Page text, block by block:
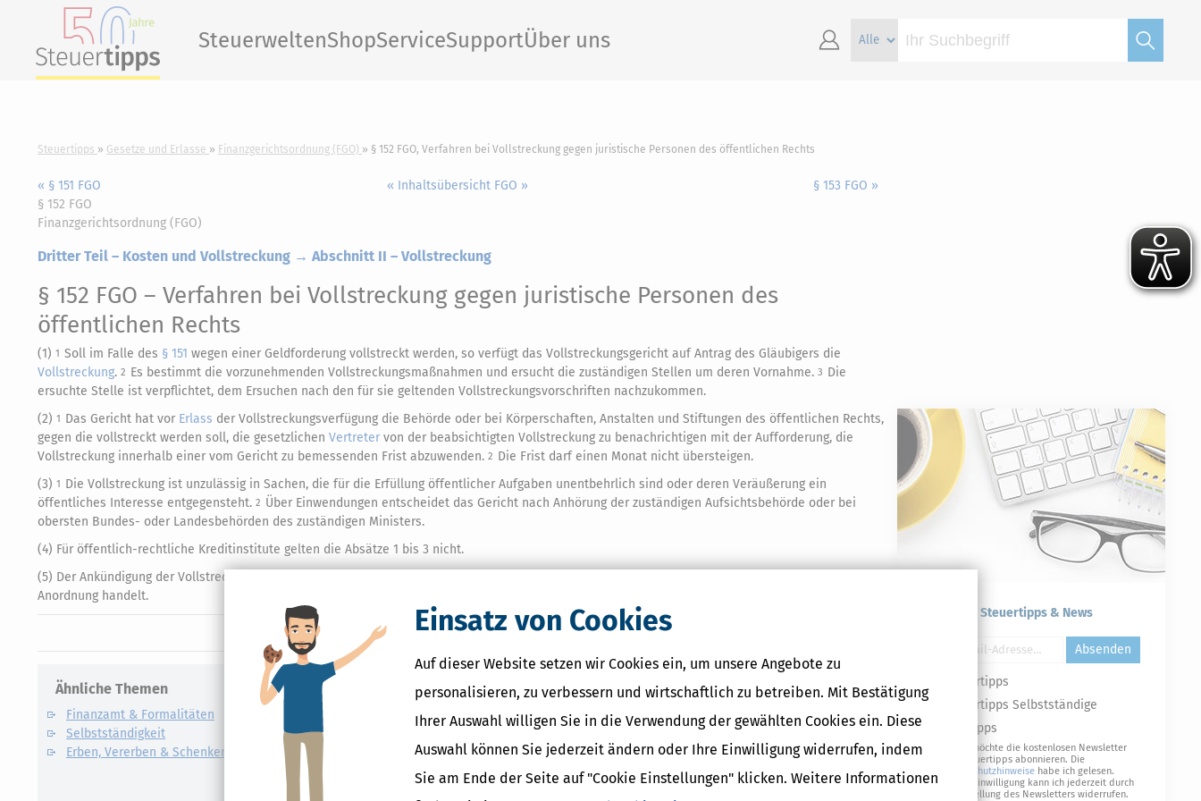
Einsatz von Cookies
Auf dieser Website setzen wir Cookies ein, um unsere Angebote zu
personalisieren, zu verbessern und wirtschaftlich zu betreiben. Mit Bestätigung
Ihrer Auswahl willigen Sie in die Verwendung der gewählten Cookies ein. Diese
Auswahl können Sie jederzeit ändern oder Ihre Einwilligung widerrufen, indem
Sie am Ende der Seite auf "Cookie Einstellungen" klicken. Weitere Informationen
SteuerweltenShopServiceSupportÜber uns
Steuertipps Gesetze und Erlasse Finanzgerichtsordnung (FGO) § 152 FGO, Verfahren bei Vollstreckung gegen juristische Personen des öffentlichen Rechts
« § 151 FGO « Inhaltsübersicht FGO »
§ 153 FGO »
§ 152 FGO
Finanzgerichtsordnung (FGO)
Dritter Teil – Kosten und Vollstreckung → Abschnitt II – Vollstreckung
§ 152 FGO – Verfahren bei Vollstreckung gegen juristische Personen des
öffentlichen Rechts
(1) 1 Soll im Falle des § 151 wegen einer Geldforderung vollstreckt werden, so verfügt das Vollstreckungsgericht auf Antrag des Gläubigers die
Vollstreckung. 2 Es bestimmt die vorzunehmenden Vollstreckungsmaßnahmen und ersucht die zuständigen Stellen um deren Vornahme. 3 Die
ersuchte Stelle ist verpflichtet, dem Ersuchen nach den für sie geltenden Vollstreckungsvorschriften nachzukommen.
(2) 1 Das Gericht hat vor Erlass der Vollstreckungsverfügung die Behörde oder bei Körperschaften, Anstalten und Stiftungen des öffentlichen Rechts,
gegen die vollstreckt werden soll, die gesetzlichen Vertreter von der beabsichtigten Vollstreckung zu benachrichtigen mit der Aufforderung, die
Vollstreckung innerhalb einer vom Gericht zu bemessenden Frist abzuwenden. 2 Die Frist darf einen Monat nicht übersteigen.
(3) 1 Die Vollstreckung ist unzulässig in Sachen, die für die Erfüllung öffentlicher Aufgaben unentbehrlich sind oder deren Veräußerung ein
öffentliches Interesse entgegensteht. 2 Über Einwendungen entscheidet das Gericht nach Anhörung der zuständigen Aufsichtsbehörde oder bei
obersten Bundes- oder Landesbehörden des zuständigen Ministers.
(4) Für öffentlich-rechtliche Kreditinstitute gelten die Absätze 1 bis 3 nicht.
(5) Der Ankündigung der Vollstreckung und der Einhaltung einer Wartefrist bedarf es nicht, wenn es sich um den Vollzug einer einstweiligen
Anordnung handelt.
Ähnliche Themen
Finanzamt & Formalitäten
Selbstständigkeit
Erben, Vererben & Schenken
Verwandte Lexikon-Begriffe
Kapitalertragsteuer Freibetrag -
CO2-Steuer - Was ist das?
Kapitalertragsteuer - Definition und
Kostenlose Steuertipps & News
Absenden
Steuertipps
Steuertipps Selbstständige
Geldtipps
Ja, ich möchte die kostenlosen Newsletter
von Steuertipps abonnieren. Die
Datenschutzhinweise habe ich gelesen.
Meine Einwilligung kann ich jederzeit durch
Abbestellung des Newsletters widerrufen.